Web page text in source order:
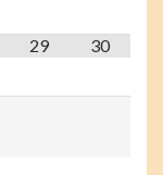
29 30